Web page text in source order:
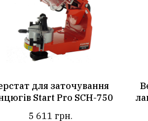
для заточування
Start Pro SCH-750
5 611 грн.